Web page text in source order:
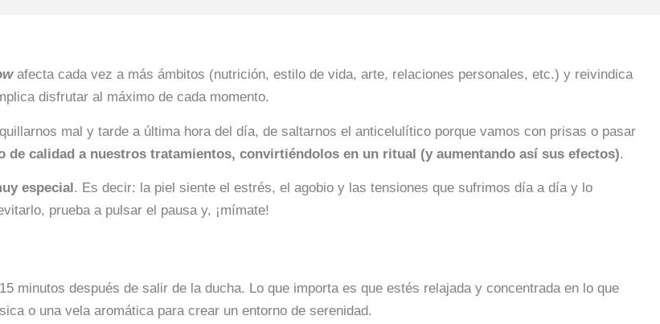
afecta cada vez a más ámbitos (nutrición, estilo de vida, arte, relaciones personales, etc.) y reivindica
disfrutar al máximo de cada momento.
mal y tarde a última hora del día, de saltarnos el anticelulítico porque vamos con prisas o pasar
de calidad a nuestros tratamientos, convirtiéndolos en un ritual (y aumentando así sus efectos).
especial . Es decir: la piel siente el estrés, el agobio y las tensiones que sufrimos día a día y lo
prueba a pulsar el pausa y, ¡mímate!
minutos después de salir de la ducha. Lo que importa es que estés relajada y concentrada en lo que
o una vela aromática para crear un entorno de serenidad.